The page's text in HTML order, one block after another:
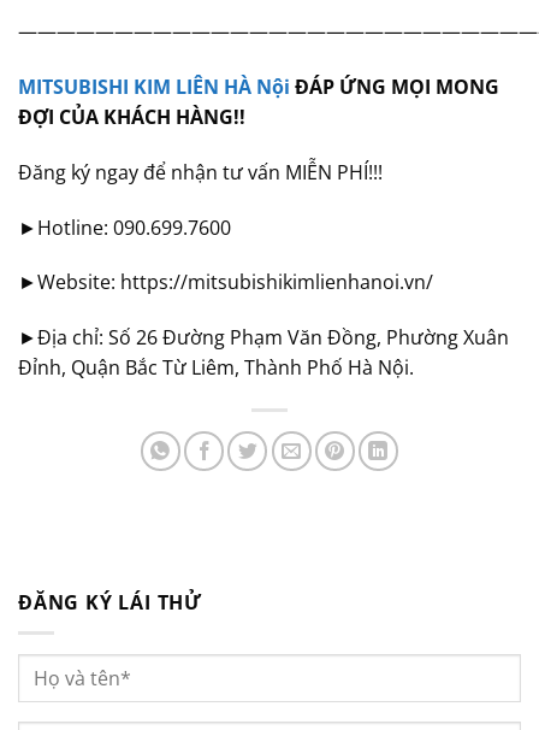
MITSUBISHI KIM LIÊN HÀ Nội ĐÁP ỨNG MỌI MONG
ĐỢI CỦA KHÁCH HÀNG!!
Đăng ký ngay để nhận tư vấn MIỄN PHÍ!!!
►Hotline: 090.699.7600
►Website: https://mitsubishikimlienhanoi.vn/
►Địa chỉ: Số 26 Đường Phạm Văn Đồng, Phường Xuân
Đỉnh, Quận Bắc Từ Liêm, Thành Phố Hà Nội.
ĐĂNG KÝ LÁI THỬ